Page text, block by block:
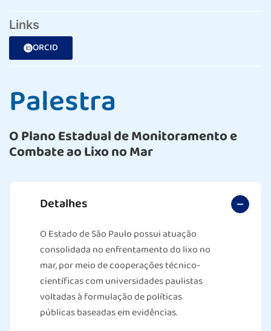
Links
ORCID
Palestra
O Plano Estadual de Monitoramento e
Combate ao Lixo no Mar
Detalhes
O Estado de São Paulo possui atuação
consolidada no enfrentamento do lixo no
mar, por meio de cooperações técnico-
científicas com universidades paulistas
voltadas à formulação de políticas
públicas baseadas em evidências.